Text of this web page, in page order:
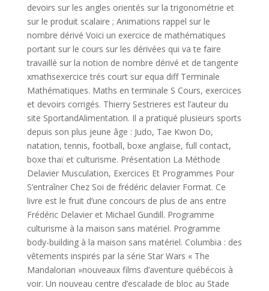
devoirs sur les angles orientés sur la trigonométrie et
sur le produit scalaire ; Animations rappel sur le
nombre dérivé Voici un exercice de mathématiques
portant sur le cours sur les dérivées qui va te faire
travaillé sur la notion de nombre dérivé et de tangente
xmathsexercice trés court sur equa diff Terminale
Mathématiques. Maths en terminale S Cours, exercices
et devoirs corrigés. Thierry Sestrieres est l’auteur du
site SportandAlimentation. Il a pratiqué plusieurs sports
depuis son plus jeune âge : Judo, Tae Kwon Do,
natation, tennis, football, boxe anglaise, full contact,
boxe thaï et culturisme. Présentation La Méthode
Delavier Musculation, Exercices Et Programmes Pour
S’entraîner Chez Soi de frédéric delavier Format. Ce
livre est le fruit d’une concours de plus de ans entre
Frédéric Delavier et Michael Gundill. Programme
culturisme à la maison sans matériel. Programme
body-building à la maison sans matériel. Columbia : des
vêtements inspirés par la série Star Wars « The
Mandalorian »nouveaux films d’aventure québécois à
voir. Un nouveau centre d’escalade de bloc au Stade